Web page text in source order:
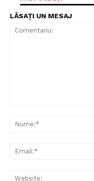
LĂSAȚI UN MESAJ